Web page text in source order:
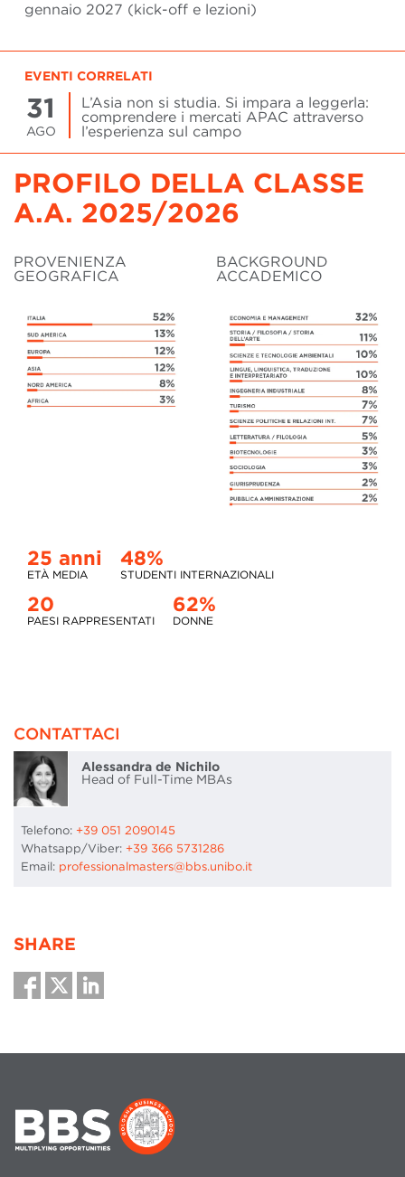
gennaio 2027 (kick-off e lezioni)
EVENTI CORRELATI
31
AGO
L’Asia non si studia. Si impara a leggerla:
comprendere i mercati APAC attraverso
l’esperienza sul campo
PROFILO DELLA CLASSE
A.A. 2025/2026
PROVENIENZA
GEOGRAFICA
BACKGROUND
ACCADEMICO
25 anni
ETÀ MEDIA
48%
STUDENTI INTERNAZIONALI
20
PAESI RAPPRESENTATI
62%
DONNE
CONTATTACI
Alessandra de Nichilo
Head of Full-Time MBAs
Telefono: +39 051 2090145
Whatsapp/Viber: +39 366 5731286
Email: professionalmasters@bbs.unibo.it
SHARE